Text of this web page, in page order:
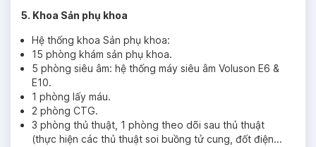
5. Khoa Sản phụ khoa
Hệ thống khoa Sản phụ khoa:
15 phòng khám sản phụ khoa.
5 phòng siêu âm: hệ thống máy siêu âm Voluson E6 &
E10.
1 phòng lấy máu.
2 phòng CTG.
3 phòng thủ thuật, 1 phòng theo dõi sau thủ thuật
(thực hiện các thủ thuật soi buồng tử cung, đốt điện...